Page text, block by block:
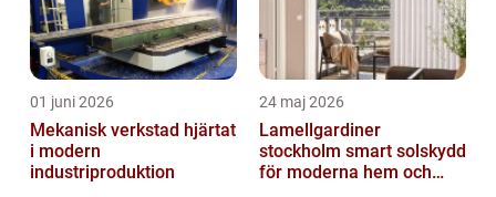
01 juni 2026
Mekanisk verkstad hjärtat
i modern
industriproduktion
24 maj 2026
Lamellgardiner
stockholm smart solskydd
för moderna hem och